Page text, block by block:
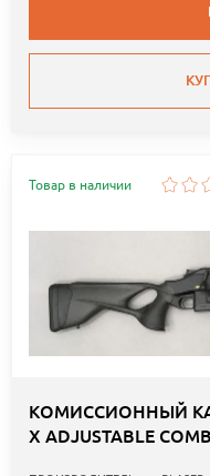
Товар в наличии
КОМИССИОННЫЙ
X ADJUSTABLE